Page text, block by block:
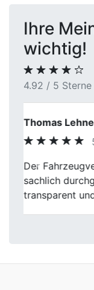
Ihre
wichtig!
4.92 / 5 Sterne
Oliver Kranz
Der
Ort
Previous